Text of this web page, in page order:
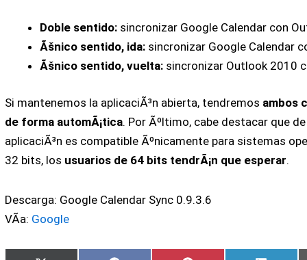
Doble sentido:sincronizar Google Calendar con
Ãšnico sentido, ida:sincronizar Google Calendar
Ãšnico sentido, vuelta:sincronizar Outlook 2010
Si mantenemos la aplicaciÃ³n abierta, tendremos ambos
de forma automÃ¡tica. Por Ãºltimo, cabe destacar que
aplicaciÃ³n es compatible Ãºnicamente para sistemas
32 bits, los usuarios de 64 bits tendrÃ¡n que esperar.
Descarga: Google Calendar Sync 0.9.3.6
VÃ­a: Google